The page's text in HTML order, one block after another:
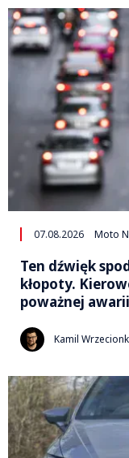
07.08.2026 Moto
Ten dźwięk
kłopoty.
poważnej awarii
Kamil